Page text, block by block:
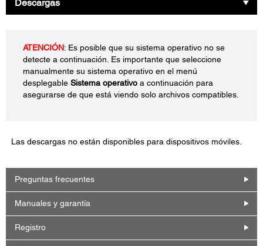
Descargas
ATENCIÓN: Es posible que su sistema operativo no se
detecte a continuación. Es importante que seleccione
manualmente su sistema operativo en el menú
desplegable Sistema operativo a continuación para
asegurarse de que está viendo solo archivos compatibles.
Las descargas no están disponibles para dispositivos móviles.
Preguntas frecuentes
Manuales y garantía
Registro